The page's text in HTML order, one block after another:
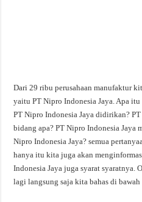
Dari 29 ribu perusahaan manufaktur
yaitu PT Nipro Indonesia Jaya. Apa
PT Nipro Indonesia Jaya didirikan?
bidang apa? PT Nipro Indonesia Jaya
Nipro Indonesia Jaya? semua
hanya itu kita juga akan
Indonesia Jaya juga syarat syaratnya.
lagi langsung saja kita bahas di